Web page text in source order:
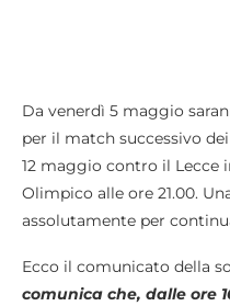
Da venerdì 5 maggio
per il match successivo
12 maggio contro il Lecce
Olimpico alle ore 21.00.
assolutamente per
Ecco il comunicato della
comunica che, dalle ore